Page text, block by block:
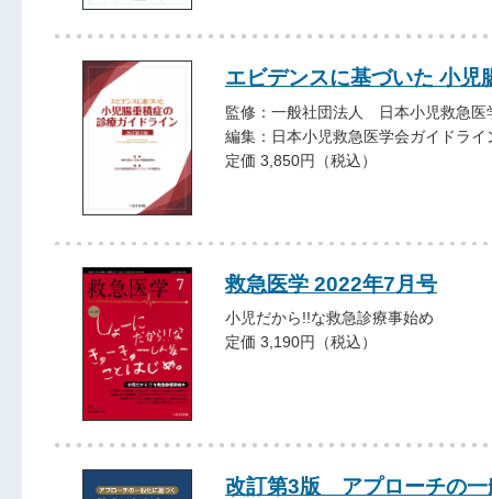
エビデンスに基づいた 小児
監修：一般社団法人 日本小児救急医
編集：日本小児救急医学会ガイドライ
定価 3,850円（税込）
救急医学 2022年7月号
小児だから!!な救急診療事始め
定価 3,190円（税込）
改訂第3版 アプローチの